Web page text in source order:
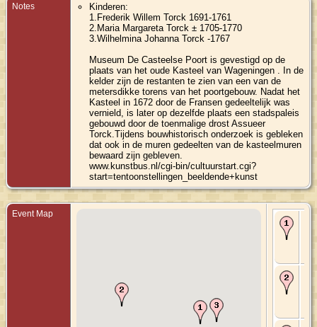
Notes
Kinderen:
1.Frederik Willem Torck 1691-1761
2.Maria Margareta Torck ± 1705-1770
3.Wilhelmina Johanna Torck -1767
Museum De Casteelse Poort is gevestigd op de
plaats van het oude Kasteel van Wageningen . In de
kelder zijn de restanten te zien van een van de
metersdikke torens van het poortgebouw. Nadat het
Kasteel in 1672 door de Fransen gedeeltelijk was
vernield, is later op dezelfde plaats een stadspaleis
gebouwd door de toenmalige drost Assueer
Torck.Tijdens bouwhistorisch onderzoek is gebleken
dat ook in de muren gedeelten van de kasteelmuren
bewaard zijn gebleven.
www.kunstbus.nl/cgi-bin/cultuurstart.cgi?
start=tentoonstellingen_beeldende+kunst
Event Map